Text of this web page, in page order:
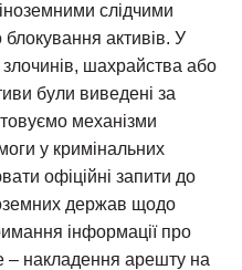
слідчими
активів. У
шахрайства або
були виведені за
механізми
у кримінальних
офіційні запити до
держав щодо
інформації про
– накладення арешту на